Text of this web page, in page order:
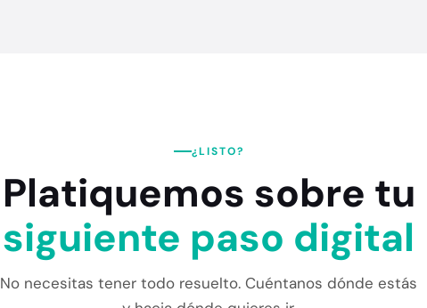
¿LISTO?
Platiquemos sobre tu
siguiente paso digital
No necesitas tener todo resuelto. Cuéntanos dónde estás